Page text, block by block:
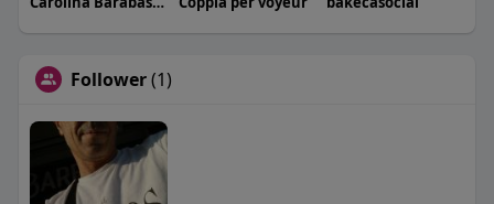
Follower(1)